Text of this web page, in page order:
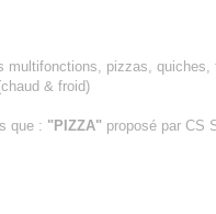
multifonctions, pizzas,
& froid)
que : "PIZZA" proposé par CS